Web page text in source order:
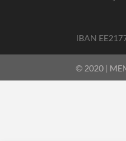
IBAN
© 2020 |